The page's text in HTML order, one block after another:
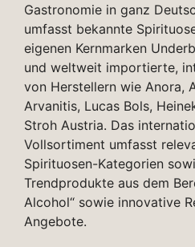
Gastronomie in ganz
umfasst bekannte
eigenen Kernmarken
und weltweit importierte,
von Herstellern wie Anora,
Arvanitis, Lucas Bols,
Stroh Austria. Das
Vollsortiment umfasst
Spirituosen-Kategorien
Trendprodukte aus dem
Alcohol“ sowie innovative
Angebote.